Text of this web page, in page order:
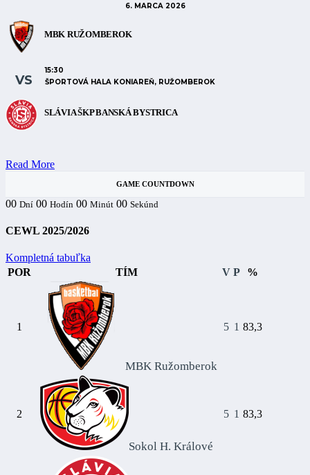
6. MARCA 2026
MBK RUŽOMBEROK
SLÁVIA ŠKP BANSKÁ BYSTRICA
VS
15:30
ŠPORTOVÁ HALA KONIAREŇ, RUŽOMBEROK
Read More
GAME COUNTDOWN
00 Dní 00 Hodín 00 Minút 00 Sekúnd
CEWL 2025/2026
Kompletná tabuľka
POR
TÍM V P %
1
MBK Ružomberok
5 1 83,3
2
Sokol H. Králové
5 1 83,3